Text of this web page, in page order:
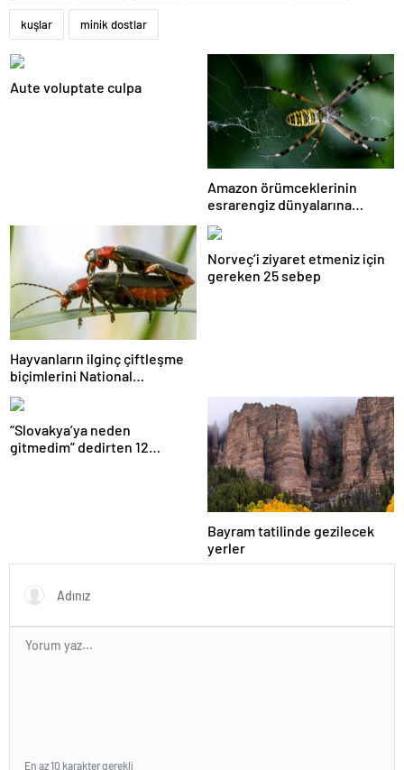
kuşlar minik dostlar
Aute voluptate culpa
Amazon örümceklerinin
esrarengiz dünyalarına
gitmeye hazır olun.
Hayvanların ilginç çiftleşme
biçimlerini National
Geographic görüntüledi.
Norveç’i ziyaret etmeniz için
gereken 25 sebep
“Slovakya’ya neden
gitmedim” dedirten 12
Bayram tatilinde gezilecek
yerler
En az 10 karakter gerekli